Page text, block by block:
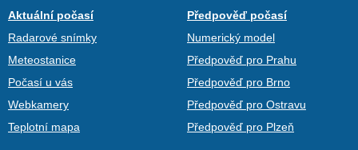
Aktuální počasí
Radarové snímky
Meteostanice
Počasí u vás
Webkamery
Teplotní mapa
Předpověď počasí
Numerický model
Předpověď pro Prahu
Předpověď pro Brno
Předpověď pro Ostravu
Předpověď pro Plzeň